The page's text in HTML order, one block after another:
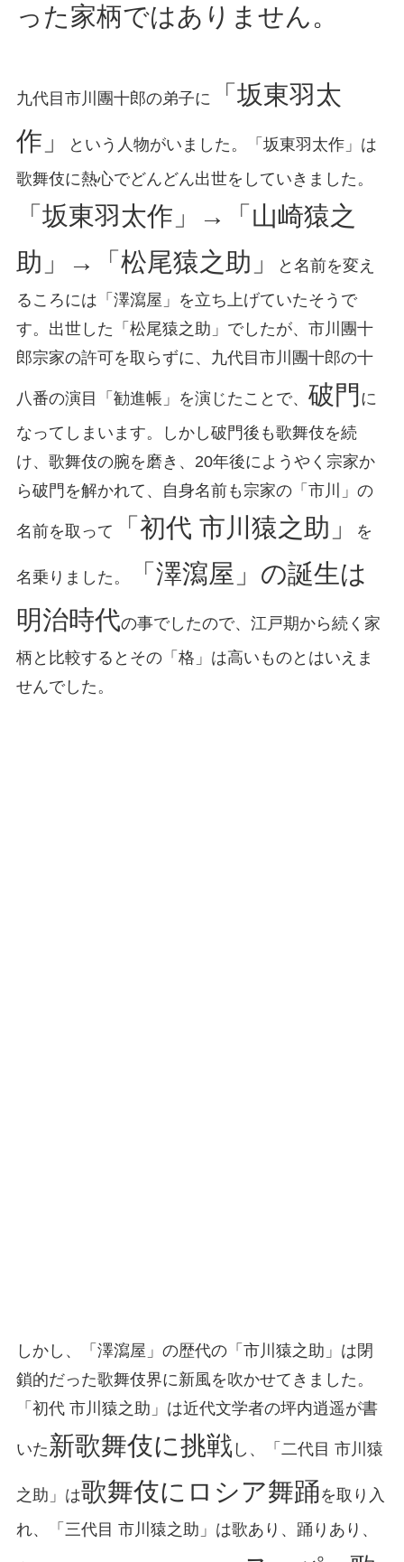
った家柄ではありません。
九代目市川團十郎の弟子に
「坂東羽太
作」
という人物がいました。「坂東羽太作」は
歌舞伎に熱心でどんどん出世をしていきました。
「坂東羽太作」→「山崎猿之
助」→「松尾猿之助」
と名前を変え
るころには「澤瀉屋」を立ち上げていたそうで
す。出世した「松尾猿之助」でしたが、市川團十
郎宗家の許可を取らずに、九代目市川團十郎の十
八番の演目「勧進帳」を演じたことで、 破門 に
なってしまいます。しかし破門後も歌舞伎を続
け、歌舞伎の腕を磨き、20年後にようやく宗家か
ら破門を解かれて、自身名前も宗家の「市川」の
名前を取って 「初代 市川猿之助」 を
名乗りました。
「澤瀉屋」の誕生は
明治時代の事でしたので、江戸期から続く家
柄と比較するとその「格」は高いものとはいえま
せんでした。
しかし、「澤瀉屋」の歴代の「市川猿之助」は閉
鎖的だった歌舞伎界に新風を吹かせてきました。
「初代 市川猿之助」は近代文学者の坪内逍遥が書
いた 新歌舞伎に挑戦 し、「二代目 市川猿
之助」は歌舞伎にロシア舞踊を取り入
れ、「三代目 市川猿之助」は歌あり、踊りあり、